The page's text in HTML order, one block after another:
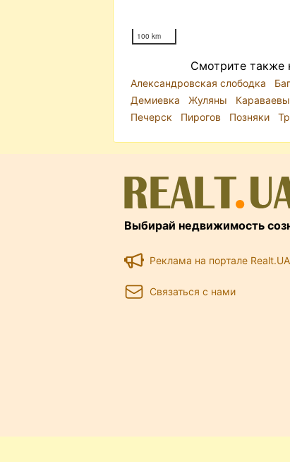
100 km
Смотрите также
Александровская слободка
Демиевка
Жуляны
Печерск
Пирогов Позняки
Выбирай недвижимость
Реклама на портале Realt.UA
Связаться с нами